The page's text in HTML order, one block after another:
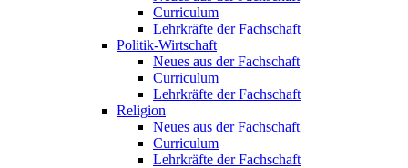
Curriculum
Lehrkräfte der Fachschaft
Politik-Wirtschaft
Neues aus der Fachschaft
Curriculum
Lehrkräfte der Fachschaft
Religion
Neues aus der Fachschaft
Curriculum
Lehrkräfte der Fachschaft